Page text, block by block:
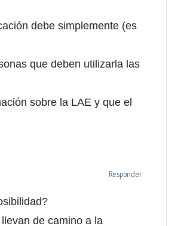
debe simplemente (es
que deben utilizarla las
sobre la LAE y que el
Responder
de camino a la